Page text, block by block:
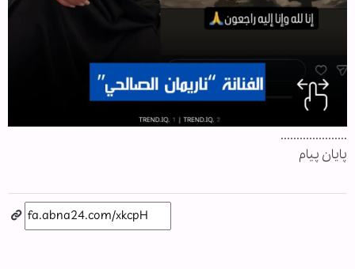
.....................
پایان پیام